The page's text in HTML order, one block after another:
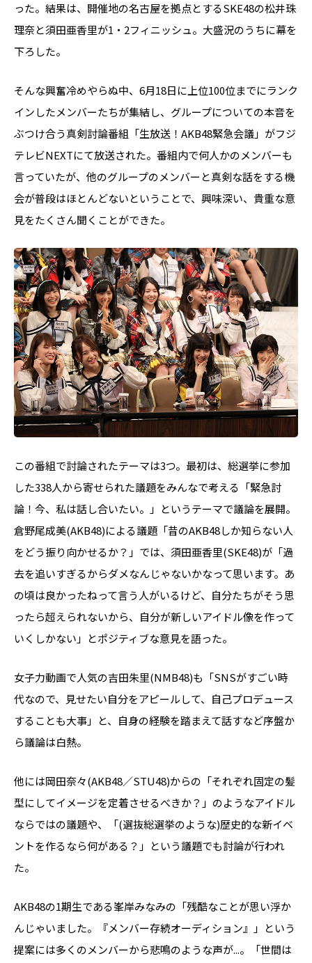
った。結果は、開催地の名古屋を拠点とするSKE48の松井珠
理奈と須田亜香里が1・2フィニッシュ。大盛況のうちに幕を
下ろした。
そんな興奮冷めやらぬ中、6月18日に上位100位までにランク
インしたメンバーたちが集結し、グループについての本音を
ぶつけ合う真剣討論番組「生放送！AKB48緊急会議」がフジ
テレビNEXTにて放送された。番組内で何人かのメンバーも
言っていたが、他のグループのメンバーと真剣な話をする機
会が普段はほとんどないということで、興味深い、貴重な意
見をたくさん聞くことができた。
この番組で討論されたテーマは3つ。最初は、総選挙に参加
した338人から寄せられた議題をみんなで考える「緊急討
論！今、私は話し合いたい。」というテーマで議論を展開。
倉野尾成美(AKB48)による議題「昔のAKB48しか知らない人
をどう振り向かせるか？」では、須田亜香里(SKE48)が「過
去を追いすぎるからダメなんじゃないかなって思います。あ
の頃は良かったねって言う人がいるけど、自分たちがそう思
ったら超えられないから、自分が新しいアイドル像を作って
いくしかない」とポジティブな意見を語った。
女子力動画で人気の吉田朱里(NMB48)も「SNSがすごい時
代なので、見せたい自分をアピールして、自己プロデュース
することも大事」と、自身の経験を踏まえて話すなど序盤か
ら議論は白熱。
他には岡田奈々(AKB48／STU48)からの「それぞれ固定の髪
型にしてイメージを定着させるべきか？」のようなアイドル
ならではの議題や、「(選抜総選挙のような)歴史的な新イベ
ントを作るなら何がある？」という議題でも討論が行われ
た。
AKB48の1期生である峯岸みなみの「残酷なことが思い浮か
んじゃいました。『メンバー存続オーディション』」という
提案には多くのメンバーから悲鳴のような声が...。「世間は